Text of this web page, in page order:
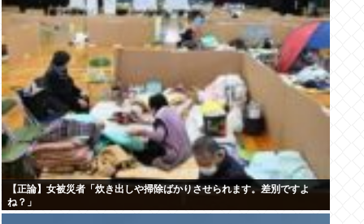
【正論】女被災者「炊き出しや掃除ばかりさせられます。差別ですよ
ね？」